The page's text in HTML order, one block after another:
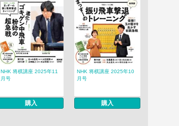
NHK 将棋講座 2025年11
月号
購入
NHK 将棋講座 2025年10
月号
購入